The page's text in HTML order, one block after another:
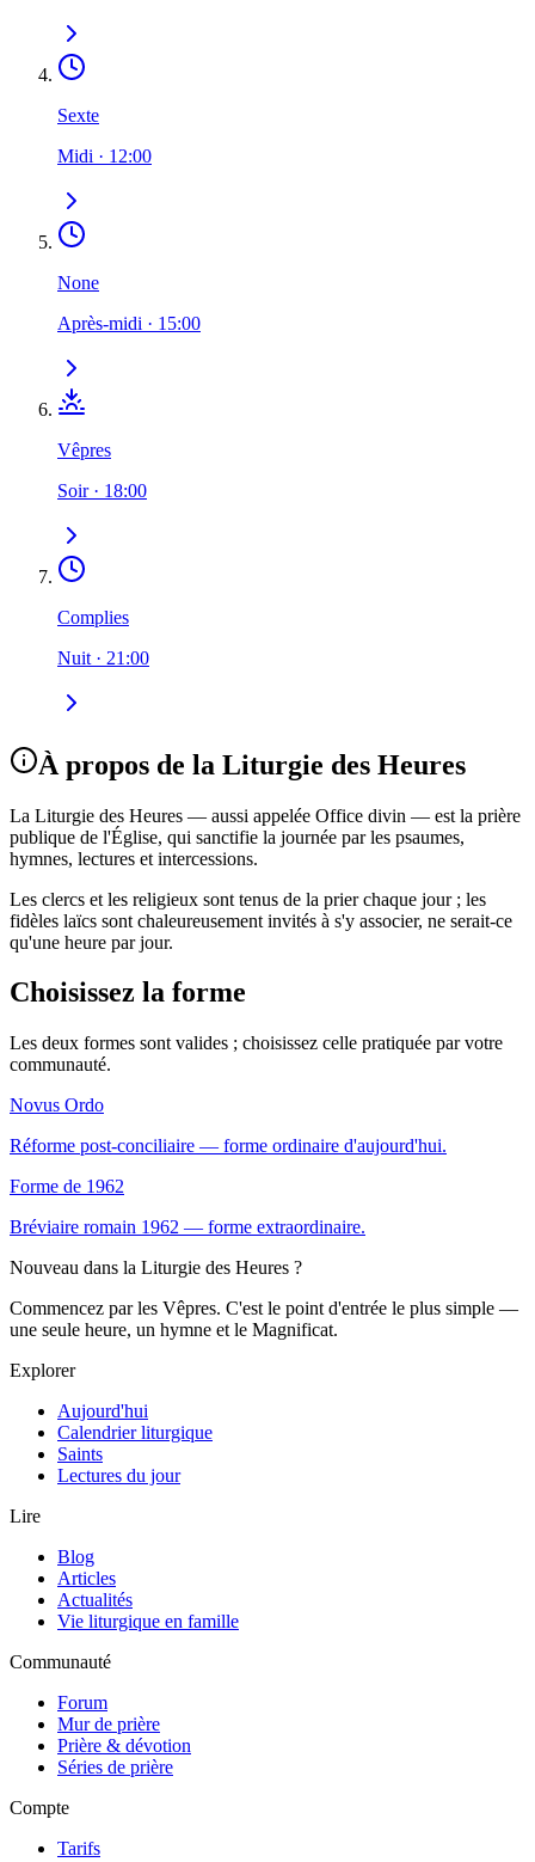
Sexte
Midi · 12:00
None
Après-midi · 15:00
Vêpres
Soir· 18:00
Complies
Nuit · 21:00
À propos de la Liturgie des Heures
La Liturgie des Heures — aussi appelée Office divin — est la prière
publique de l'Église, qui sanctifie la journée par les psaumes,
hymnes, lectures et intercessions.
Les clercs et les religieux sont tenus de la prier chaque jour ; les
fidèles laïcs sont chaleureusement invités à s'y associer, ne serait-ce
qu'une heure par jour.
Choisissez la forme
Les deux formes sont valides ; choisissez celle pratiquée par votre
communauté.
Novus Ordo
Réforme post-conciliaire — forme ordinaire d'aujourd'hui.
Forme de 1962
Bréviaire romain 1962 — forme extraordinaire.
Nouveau dans la Liturgie des Heures ?
Commencez par les Vêpres. C'est le point d'entrée le plus simple —
une seule heure, un hymne et le Magnificat.
Explorer
Aujourd'hui
Calendrier liturgique
Saints
Lectures du jour
Lire
Blog
Articles
Actualités
Vie liturgique en famille
Communauté
Forum
Mur de prière
Prière & dévotion
Séries de prière
Compte
Tarifs